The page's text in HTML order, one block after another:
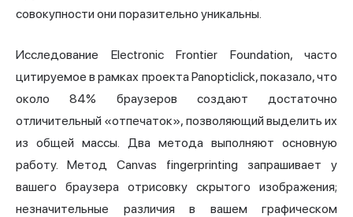
совокупности они поразительно уникальны.
Исследование Electronic Frontier Foundation, часто
цитируемое в рамках проекта Panopticlick, показало, что
около 84% браузеров создают достаточно
отличительный «отпечаток», позволяющий выделить их
из общей массы. Два метода выполняют основную
работу. Метод Canvas fingerprinting запрашивает у
вашего браузера отрисовку скрытого изображения;
незначительные различия в вашем графическом